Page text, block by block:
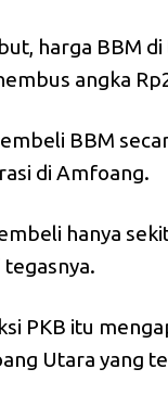
harga BBM
angka
BBM
di Amfoang.
hanya
tegasnya.
PKB itu
Utara yang